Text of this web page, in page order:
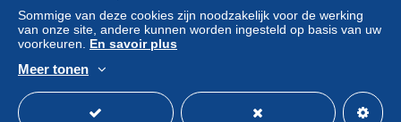
Aangetekende brief (groot formaat/grote brief) +
verzekering (follow-up)
€ 8,50
Sommige van deze cookies zijn noodzakelijk voor de werking
van onze site, andere kunnen worden ingesteld op basis van uw
voorkeuren. En savoir plus
Meer tonen